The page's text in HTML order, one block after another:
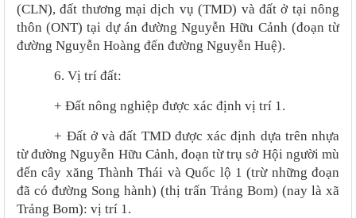
(CLN), đất thương mại dịch vụ (TMD) và đất ở tại nông
thôn (ONT) tại dự án đường Nguyễn Hữu Cảnh (đoạn từ
đường Nguyễn Hoàng đến đường Nguyễn Huệ).
6. Vị trí đất:
+Đất nông nghiệp được xác định vị trí 1.
+ Đất ở và đất TMD được xác định dựa trên nhựa
từ đường Nguyễn Hữu Cảnh, đoạn từ trụ sở Hội người mù
đến cây xăng Thành Thái và Quốc lộ 1 (trừ những đoạn
đã có đường Song hành) (thị trấn Trảng Bom) (nay là xã
Trảng Bom): vị trí 1.